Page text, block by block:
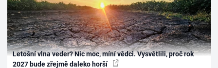
Letošní vlna veder? Nic moc, míní vědci. Vysvětlili, proč rok
2027 bude zřejmě daleko horší